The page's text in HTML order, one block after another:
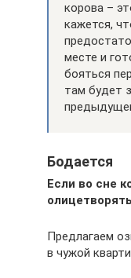
корова –
кажется,
месте и
бояться
там будет
Бодается
Если во сне
Предлагаем
в чужой